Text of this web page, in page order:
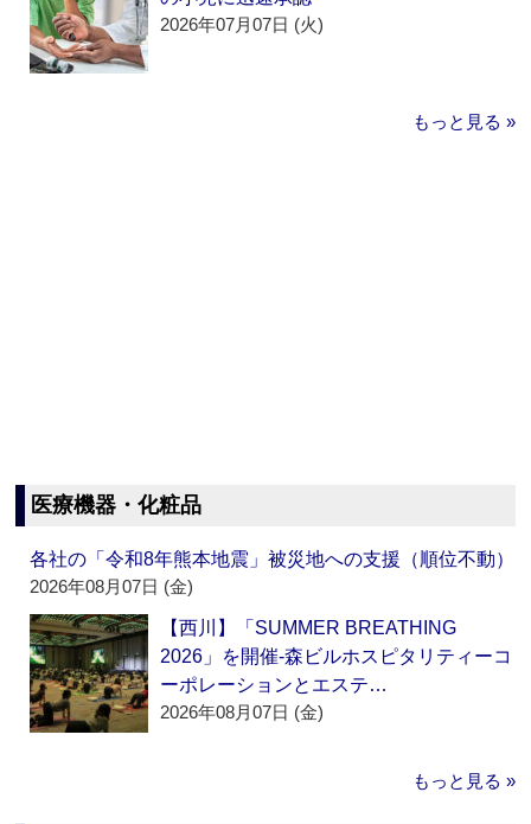
2026年07月07日 (火)
もっと見る »
医療機器・化粧品
各社の「令和8年熊本地震」被災地への支援（順位不動）
2026年08月07日 (金)
【西川】「SUMMER BREATHING
2026」を開催‐森ビルホスピタリティーコ
ーポレーションとエステ…
2026年08月07日 (金)
もっと見る »